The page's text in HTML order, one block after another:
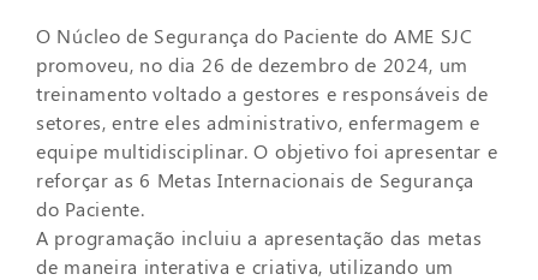
O Núcleo de Segurança do Paciente do AME SJC
promoveu, no dia 26 de dezembro de 2024, um
treinamento voltado a gestores e responsáveis de
setores, entre eles administrativo, enfermagem e
equipe multidisciplinar. O objetivo foi apresentar e
reforçar as 6 Metas Internacionais de Segurança
do Paciente.
A programação incluiu a apresentação das metas
de maneira interativa e criativa, utilizando um